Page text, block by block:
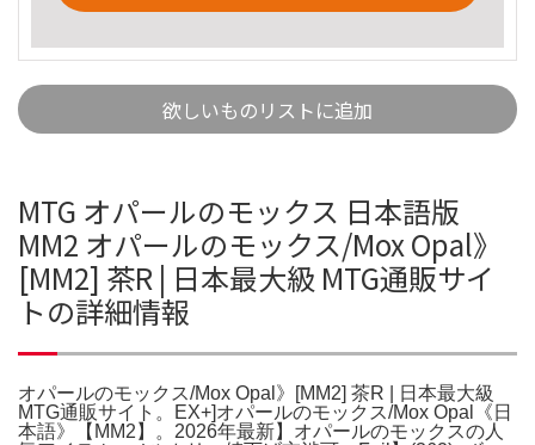
欲しいものリストに追加
MTG オパールのモックス 日本語版
MM2 オパールのモックス/Mox Opal》
[MM2] 茶R | 日本最大級 MTG通販サイ
トの詳細情報
オパールのモックス/Mox Opal》[MM2] 茶R | 日本最大級
MTG通販サイト。EX+]オパールのモックス/Mox Opal《日
本語》【MM2】。2026年最新】オパールのモックスの人